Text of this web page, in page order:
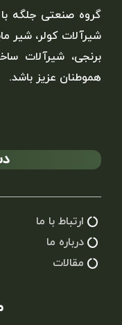
گروه صنعتی جلگه
شیرآلات کولر، شیر
برنجی، شیرآلات
هموطنان عزیز باشد.
ارتباط با ما
درباره ما
مقالات